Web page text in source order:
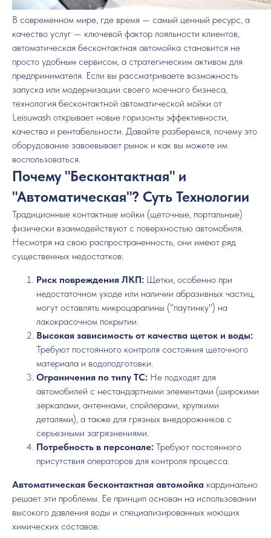
В современном мире, где время — самый ценный ресурс, а
качество услуг — ключевой фактор лояльности клиентов,
автоматическая бесконтактная автомойка становится не
просто удобным сервисом, а стратегическим активом для
предпринимателя. Если вы рассматриваете возможность
запуска или модернизации своего моечного бизнеса,
технология бесконтактной автоматической мойки от
Leisuwash открывает новые горизонты эффективности,
качества и рентабельности. Давайте разберемся, почему это
оборудование завоевывает рынок и как вы можете им
воспользоваться.
Почему "Бесконтактная" и
"Автоматическая"? Суть Технологии
Традиционные контактные мойки (щеточные, портальные)
физически взаимодействуют с поверхностью автомобиля.
Несмотря на свою распространенность, они имеют ряд
существенных недостатков:
Риск повреждения ЛКП: Щетки, особенно при
недостаточном уходе или наличии абразивных частиц,
могут оставлять микроцарапины ("паутинку") на
лакокрасочном покрытии.
Высокая зависимость от качества щеток и воды:
Требуют постоянного контроля состояния щеточного
материала и водоподготовки.
Ограничения по типу ТС: Не подходят для
автомобилей с нестандартными элементами (широкими
зеркалами, антеннами, спойлерами, хрупкими
деталями), а также для грязных внедорожников с
серьезными загрязнениями.
Потребность в персонале: Требуют постоянного
присутствия операторов для контроля процесса.
Автоматическая бесконтактная автомойка кардинально
решает эти проблемы. Ее принцип основан на использовании
высокого давления воды и специализированных моющих
химических составов: